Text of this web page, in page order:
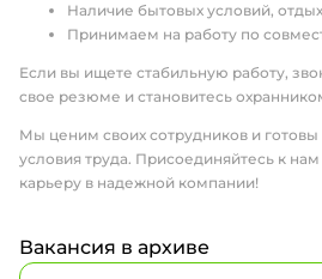
Наличие бытовых условий,
Принимаем на работу по
Если вы ищете стабильную работу,
свое резюме и становитесь
Мы ценим своих сотрудников и
условия труда. Присоединяйтесь к
карьеру в надежной компании!
Вакансия в архиве